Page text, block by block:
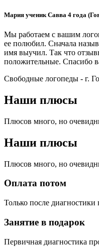
Мария ученик Савва 4 года
Мы работаем с вашим
ее полюбил. Сначала
имя выучил. Так что
положительные. Спасибо
Свободные логопеды - г.
Наши плюсы
Плюсов много, но
Наши плюсы
Плюсов много, но
Оплата потом
Только после
Занятие в подарок
Первичная диагностика